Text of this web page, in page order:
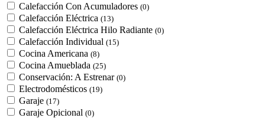
Calefacción Con Acumuladores (0)
Calefacción Eléctrica (13)
Calefacción Eléctrica Hilo Radiante (0)
Calefacción Individual (15)
Cocina Americana (8)
Cocina Amueblada (25)
Conservación: A Estrenar (0)
Electrodomésticos (19)
Garaje (17)
Garaje Opicional (0)